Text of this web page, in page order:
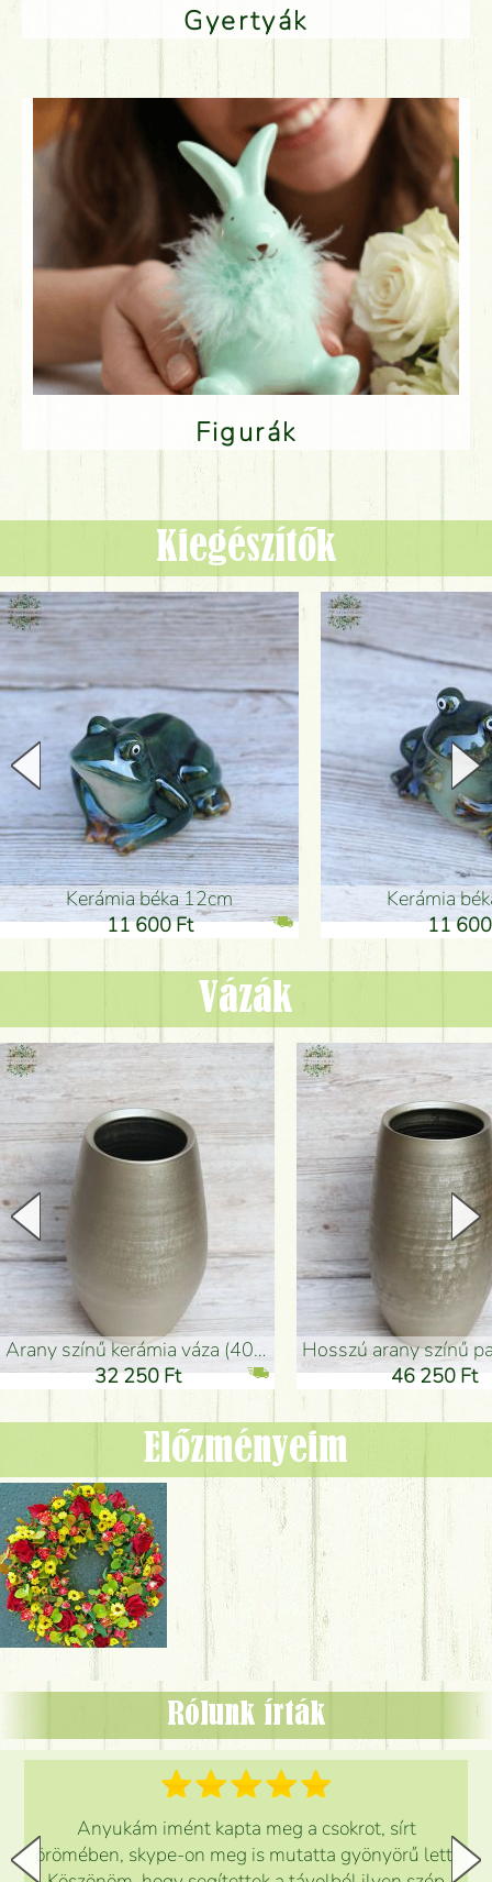
Gyertyák
Figurák
Kiegészítők
Kerámia béka 12cm
11 600 Ft
Kerámia
11
Vázák
arany színű kerámia váza (40x26cm)
32 250 Ft
hosszú arany színű
46 250 Ft
Előzményeim
Rólunk írták
Anyukám imént kapta meg a csokrot, sírt
örömében, skype-on meg is mutatta gyönyörű lett.